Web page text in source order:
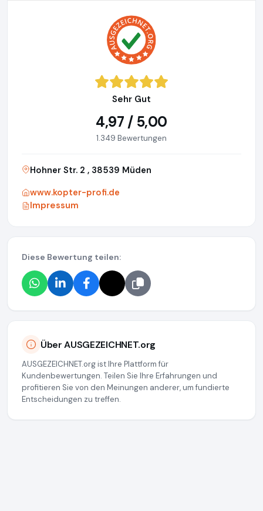
Sehr Gut
4,97 / 5,00
1.349 Bewertungen
Hohner Str. 2 , 38539 Müden
www.kopter-profi.de
Impressum
Diese Bewertung teilen:
Über AUSGEZEICHNET.org
AUSGEZEICHNET.org ist Ihre Plattform für
Kundenbewertungen. Teilen Sie Ihre Erfahrungen und
profitieren Sie von den Meinungen anderer, um fundierte
Entscheidungen zu treffen.